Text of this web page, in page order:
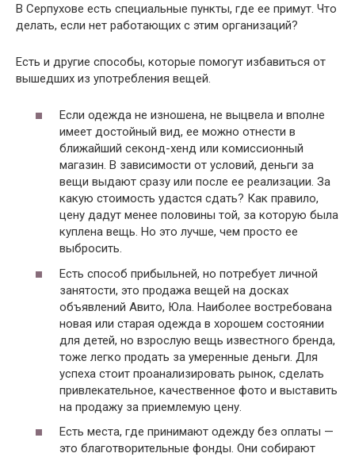
В Серпухове есть специальные пункты, где ее примут. Что
делать, если нет работающих с этим организаций?
Есть и другие способы, которые помогут избавиться от
вышедших из употребления вещей.
Если одежда не изношена, не выцвела и вполне
имеет достойный вид, ее можно отнести в
ближайший секонд-хенд или комиссионный
магазин. В зависимости от условий, деньги за
вещи выдают сразу или после ее реализации. За
какую стоимость удастся сдать? Как правило,
цену дадут менее половины той, за которую была
куплена вещь. Но это лучше, чем просто ее
выбросить.
Есть способ прибыльней, но потребует личной
занятости, это продажа вещей на досках
объявлений Авито, Юла. Наиболее востребована
новая или старая одежда в хорошем состоянии
для детей, но взрослую вещь известного бренда,
тоже легко продать за умеренные деньги. Для
успеха стоит проанализировать рынок, сделать
привлекательное, качественное фото и выставить
на продажу за приемлемую цену.
Есть места, где принимают одежду без оплаты —
это благотворительные фонды. Они собирают